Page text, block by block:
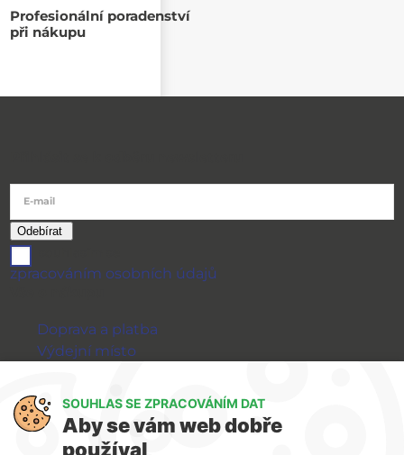
Profesionální poradenství
při nákupu
E-mail
zpracováním osobních údajů
Doprava a platba
Výdejní místo
GDPR
WIRPO s.r.o.
SOUHLAS SE ZPRACOVÁNÍM DAT
Aby se vám web dobře
používal